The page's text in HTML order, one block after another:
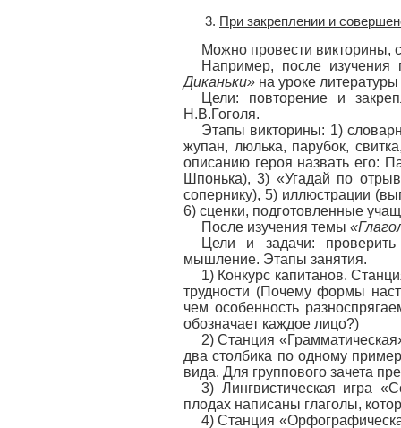
При закреплении и
Можно провести викторины,
Например, после
Диканьки» на уроке
Цели: повторение и
Н.В.Гоголя.
Этапы викторины: 1)
жупан, люлька, парубок,
описанию героя назвать его:
Шпонька), 3) «Угадай по
сопернику), 5) иллюстрации
6) сценки, подготовленные
После изучения темы
Цели и задачи:
мышление. Этапы занятия.
1) Конкурс капитанов.
трудности (Почему формы
чем особенность
обозначает каждое лицо?)
2) Станция
два столбика по одному
вида. Для группового зачета
3) Лингвистическая игра
плодах написаны глаголы,
4) Станция